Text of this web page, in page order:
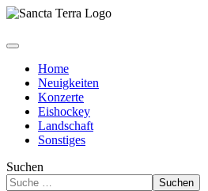
Home
Neuigkeiten
Konzerte
Eishockey
Landschaft
Sonstiges
Suchen
Suchen